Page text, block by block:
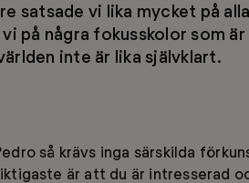
satsade vi lika mycket på
vi på några fokusskolor som
inte är lika självklart.
så krävs inga särskilda
är att du är intresserad